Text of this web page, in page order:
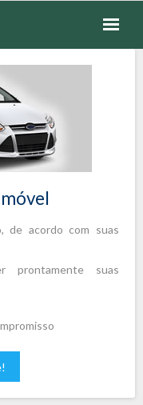
de acordo com suas
prontamente suas